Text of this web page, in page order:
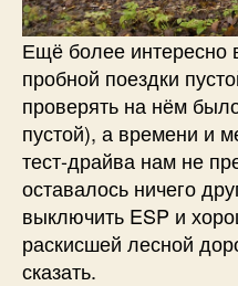
Ещё более интересно
пробной поездки
проверять на нём
пустой), а времени и
тест-драйва нам не
оставалось ничего
выключить ESP и
раскисшей лесной
сказать.